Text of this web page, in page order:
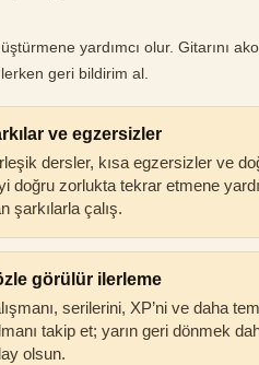
yardımcı olur. Gitarını
geri bildirim al.
ve egzersizler
dersler, kısa egzersizler ve
doğru zorlukta tekrar etmene
şarkılarla çalış.
görülür ilerleme
serilerini, XP’ni ve daha
takip et; yarın geri dönmek
olsun.